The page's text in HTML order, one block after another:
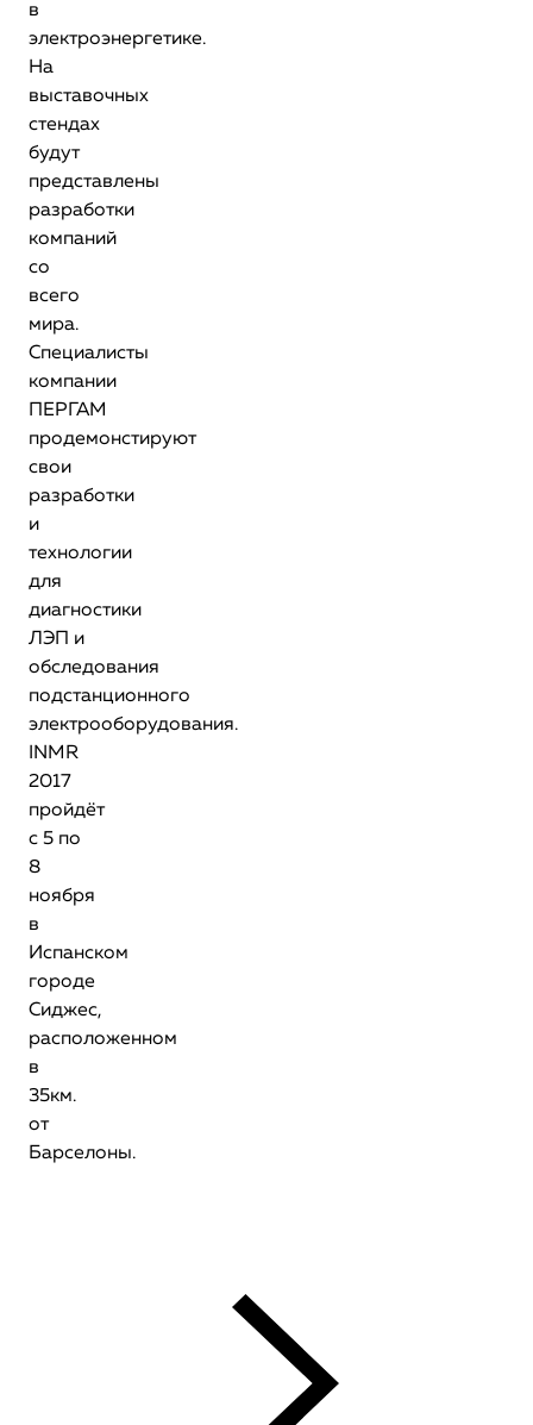
в
электроэнергетике.
На
выставочных
стендах
будут
представлены
разработки
компаний
со
всего
мира.
Специалисты
компании
ПЕРГАМ
продемонстируют
свои
разработки
и
технологии
для
диагностики
ЛЭП и
обследования
подстанционного
электрооборудования.
INMR
2017
пройдёт
с 5 по
8
ноября
в
Испанском
городе
Сиджес,
расположенном
в
35км.
от
Барселоны.